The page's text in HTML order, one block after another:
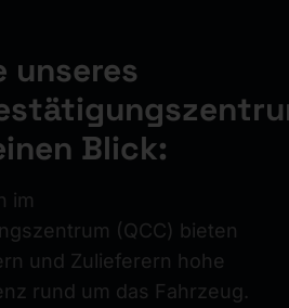
unseres
Blick:
im
(QCC) bieten
und Zulieferern hohe
rund um das Fahrzeug.